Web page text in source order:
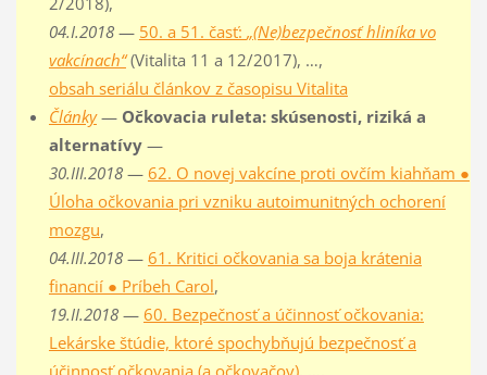
04.I.2018— 50. a 51. časť: „(Ne)bezpečnosť hliníka vo
vakcínach“(Vitalita 11 a 12/2017), …,
obsah seriálu článkov z časopisu Vitalita
Články— Očkovacia ruleta: skúsenosti, riziká a
alternatívy—
30.III.2018— 62. O novej vakcíne proti ovčím kiahňam ●
Úloha očkovania pri vzniku autoimunitných ochorení
mozgu,
04.III.2018— 61. Kritici očkovania sa boja krátenia
financií ● Príbeh Carol,
19.II.2018— 60. Bezpečnosť a účinnosť očkovania:
Lekárske štúdie, ktoré spochybňujú bezpečnosť a